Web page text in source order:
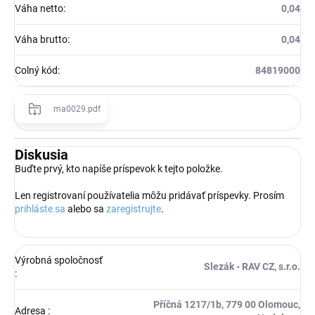
Váha netto: 0,04
Váha brutto: 0,04
Colný kód: 84819000
ma0029.pdf
Diskusia
Buďte prvý, kto napíše príspevok k tejto položke.
Len registrovaní používatelia môžu pridávať príspevky. Prosím
prihláste sa alebo sa zaregistrujte.
Výrobná spoločnosť
:
Slezák - RAV CZ, s.r.o.
Adresa :
Příčná 1217/1b, 779 00 Olomouc,